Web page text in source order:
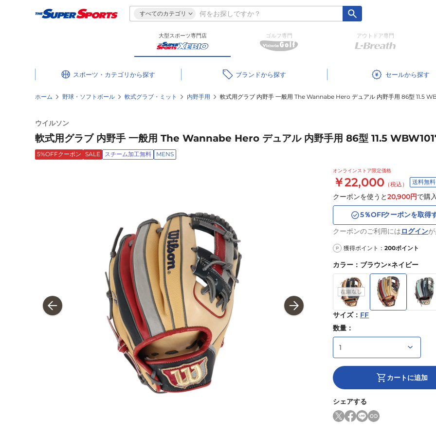
すべてのカテゴリ
大型スポーツ専門店 ゴルフ専門 アウトドア専門
スポーツ・カテゴリ ブランド セール
ホーム 野球・ソフトボール 軟式グラブ・ミット 内野手用 軟式用グラブ 内野手 一般用 The Wannabe Hero デュアル 内野手用 86型 11.5
ウイルソン
軟式用グラブ 内野手 一般用 The Wannabe Hero デュアル 内野手用 86型 11.5
5%OFFクーポン SALE スチーム加工無料 MENS
オンラインストア限定価格
￥22,000 （税込） 送料無料
クーポンを使うと20,900円で購
5％OFFクーポンを取得
クーポンのご利用にはログイン
P 獲得ポイント： 200ポイント
カラー ： ブラウン×ネイビー
サイズ： FF
数量：
カートに追加
シェアする